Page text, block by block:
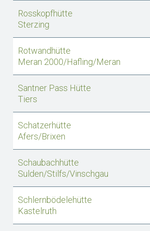
Rosskopfhütte
Sterzing
Rotwandhütte
Meran 2000/Hafling/Meran
Santner Pass Hütte
Tiers
Schatzerhütte
Afers/Brixen
Schaubachhütte
Sulden/Stilfs/Vinschgau
Schlernbödelehütte
Kastelruth